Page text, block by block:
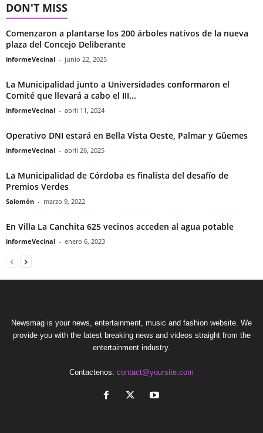
DON'T MISS
Comenzaron a plantarse los 200 árboles nativos de la nueva
plaza del Concejo Deliberante
informeVecinal - junio 22, 2025
La Municipalidad junto a Universidades conformaron el
Comité que llevará a cabo el III...
informeVecinal - abril 11, 2024
Operativo DNI estará en Bella Vista Oeste, Palmar y Güemes
informeVecinal - abril 26, 2025
La Municipalidad de Córdoba es finalista del desafío de
Premios Verdes
Salomón - marzo 9, 2022
En Villa La Canchita 625 vecinos acceden al agua potable
informeVecinal - enero 6, 2023
Newsmag is your news, entertainment, music and fashion website. We
provide you with the latest breaking news and videos straight from the
entertainment industry.
Contactenos: contact@yoursite.com